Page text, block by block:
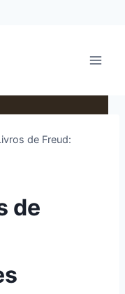
de Freud:
de